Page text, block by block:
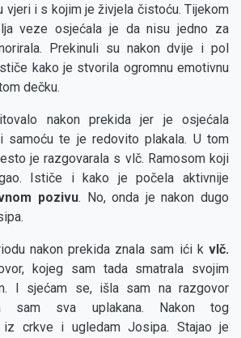
vjeri i s kojim je živjela čistoću. Tijekom
veze osjećala je da nisu jedno za
Prekinuli su nakon dvije i pol
kako je stvorila ogromnu emotivnu
dečku.
nakon prekida jer je osjećala
samoću te je redovito plakala. U tom
je razgovarala s vlč. Ramosom koji
Ističe i kako je počela aktivnije
pozivu. No, onda je nakon dugo
nakon prekida znala sam ići k vlč.
kojeg sam tada smatrala svojim
I sjećam se, išla sam na razgovor
sva uplakana. Nakon tog
iz crkve i ugledam Josipa. Stajao je